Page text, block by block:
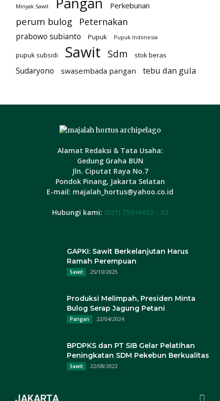
Minyak Sawit Perkebunan
perum bulog Peternakan
prabowo subianto Pupuk Pupuk Indonesia
pupuk subsidi Sawit Sdm stok beras
Sudaryono swasembada pangan tebu dan gula
Alamat Redaksi & Tata Usaha:
Gedung Graha BUN
Jln. Ciputat Raya No.7
Pondok Pinang, Jakarta Selatan
E-mail: majalah_hortus@yahoo.co.id
Hubungi kami: (021) 75916652 - 53
GAPKI: Sawit Berkelanjutan Harus
Ramah Perempuan
Sawit 25/10/2025
Produksi Melimpah, Presiden Minta
Bulog Serap Jagung Petani
Pangan 22/04/2024
BPDPKS dan PT SIB Gelar Pelatihan
Peningkatan SDM Pekebun Berkualitas
Sawit 22/08/2022